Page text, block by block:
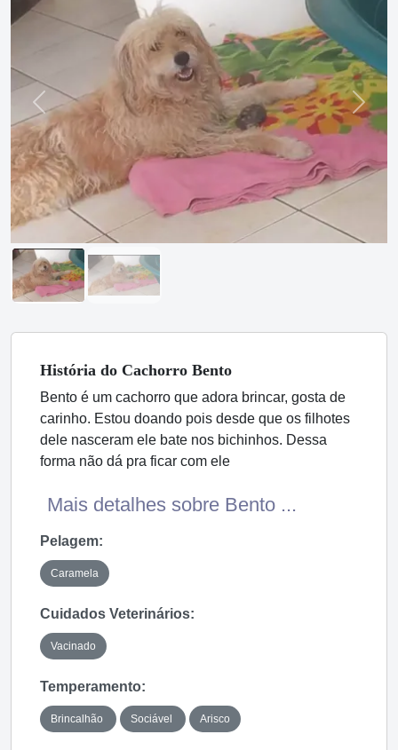
Previous Next
História do Cachorro Bento
Bento é um cachorro que adora brincar, gosta de
carinho. Estou doando pois desde que os filhotes
dele nasceram ele bate nos bichinhos. Dessa
forma não dá pra ficar com ele
Mais detalhes sobre Bento ...
Pelagem:
Caramela
Cuidados Veterinários:
Vacinado
Temperamento:
Brincalhão Sociável Arisco